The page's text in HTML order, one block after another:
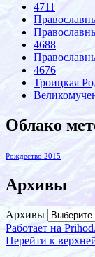
4711
4688
4676
Троицкая
Облако
Рождество 2015
Архивы
Архивы
Работает на
Перейти к